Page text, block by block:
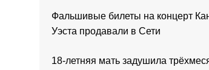
Фальшивые билеты на концерт
Уэста продавали в Сети
18-летняя мать задушила